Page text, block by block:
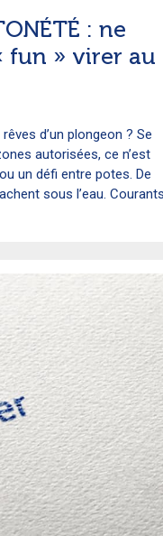
: ne
fun » virer au
d’un plongeon ? Se
autorisées, ce n’est
un défi entre potes. De
sous l’eau.